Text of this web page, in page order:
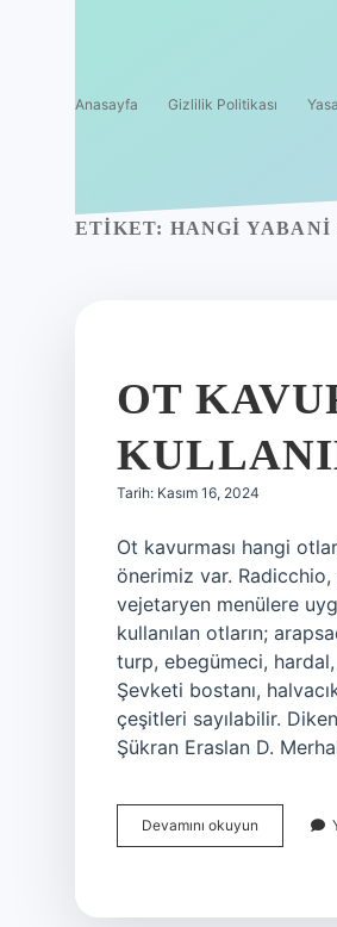
Anasayfa Gizlilik Politikası
ETIKET: HANGI YABANI
OT
Tarih: Kasım 16, 2024
Ot kavurması hangi
önerimiz var.
vejetaryen menülere
kullanılan otların;
turp, ebegümeci,
Şevketi bostanı,
çeşitleri sayılabilir.
Şükran Eraslan D.
Devamını okuyun